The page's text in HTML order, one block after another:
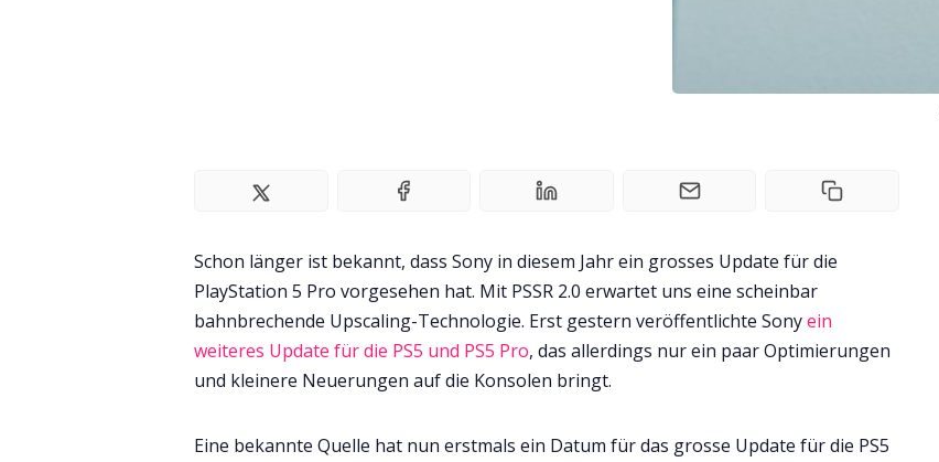
Schon länger ist bekannt, dass Sony in diesem Jahr ein grosses Update für die
PlayStation 5 Pro vorgesehen hat. Mit PSSR 2.0 erwartet uns eine scheinbar
bahnbrechende Upscaling-Technologie. Erst gestern veröffentlichte Sonyein
weiteres Update für die PS5 und PS5 Pro, das allerdings nur ein paar Optimierungen
und kleinere Neuerungen auf die Konsolen bringt.
Eine bekannte Quelle hat nun erstmals ein Datum für das grosse Update für die PS5